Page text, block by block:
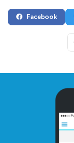
Facebook